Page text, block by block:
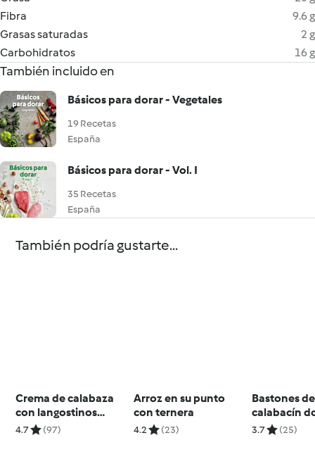
Fibra
9.6 g
Grasas saturadas
2 g
Carbohidratos
16 g
También incluido en
Básicos para dorar - Vegetales
19 Recetas
España
Básicos para dorar - Vol. I
35 Recetas
España
También podría gustarte...
Crema de calabaza
con langostinos
dorados
4.7 (97)
Arroz en su punto
con ternera
4.2 (23)
Bastones de
calabacín
(100 g)
3.7 (25)